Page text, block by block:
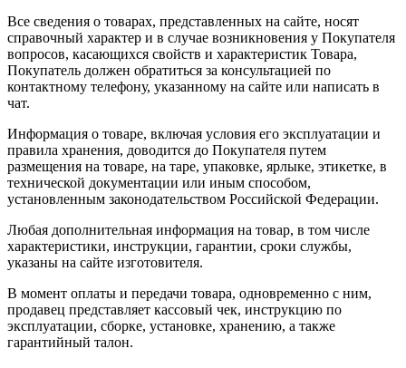
Все сведения о товарах, представленных на сайте, носят
справочный характер и в случае возникновения у Покупателя
вопросов, касающихся свойств и характеристик Товара,
Покупатель должен обратиться за консультацией по
контактному телефону, указанному на сайте или написать в
чат.
Информация о товаре, включая условия его эксплуатации и
правила хранения, доводится до Покупателя путем
размещения на товаре, на таре, упаковке, ярлыке, этикетке, в
технической документации или иным способом,
установленным законодательством Российской Федерации.
Любая дополнительная информация на товар, в том числе
характеристики, инструкции, гарантии, сроки службы,
указаны на сайте изготовителя.
В момент оплаты и передачи товара, одновременно с ним,
продавец представляет кассовый чек, инструкцию по
эксплуатации, сборке, установке, хранению, а также
гарантийный талон.